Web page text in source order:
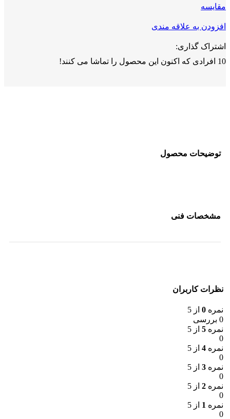
مقايسه
افزودن به علاقه مندی
اشتراک گذاری:
10 افرادی که اکنون این محصول را تماشا می کنند!
توضیحات محصول
مشخصات فنی
نظرات کاربران
نمره 0 از 5
0 بررسی
نمره 5 از 5
0
نمره 4 از 5
0
نمره 3 از 5
0
نمره 2 از 5
0
نمره 1 از 5
0